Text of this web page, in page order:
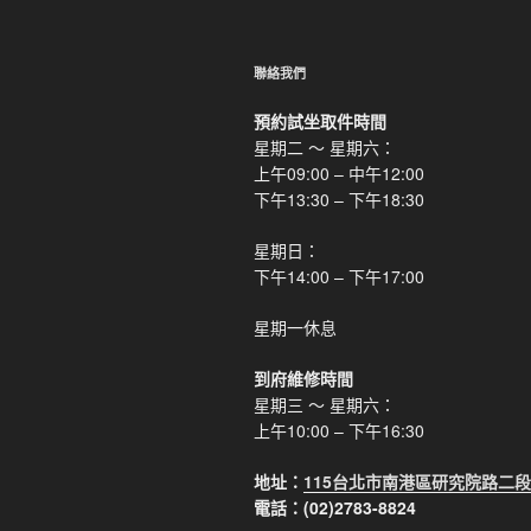
聯絡我們
預約試坐取件時間
星期二 ～ 星期六：
上午09:00 – 中午12:00
下午13:30 – 下午18:30
星期日：
下午14:00 – 下午17:00
星期一休息
到府維修時間
星期三 ～ 星期六：
上午10:00 – 下午16:30
地址： 115台北市南港區研究院路二
電話：(02)2783-8824